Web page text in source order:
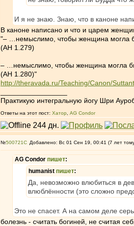
И я не знаю. Знаю, что в каноне
В каноне написано и что и царем
"– …немыслимо, чтобы женщина могла
(АН 1.279)
– …немыслимо, чтобы женщина могла
(АН 1.280)"
http://theravada.ru/Teaching/Canon/
Практикую интегральную йогу Шри
Ответы на этот пост: Хатор AG Condor
№500721 Добавлено: Вс 01 Сен 19, 00:41 (7 лет
AG Condor пишет:
humanist пишет:
Да, невозможно влюбиться в
влюблённости (это сложно
Это не спасет. А на самом деле
болезнь - считать богиней, не считая